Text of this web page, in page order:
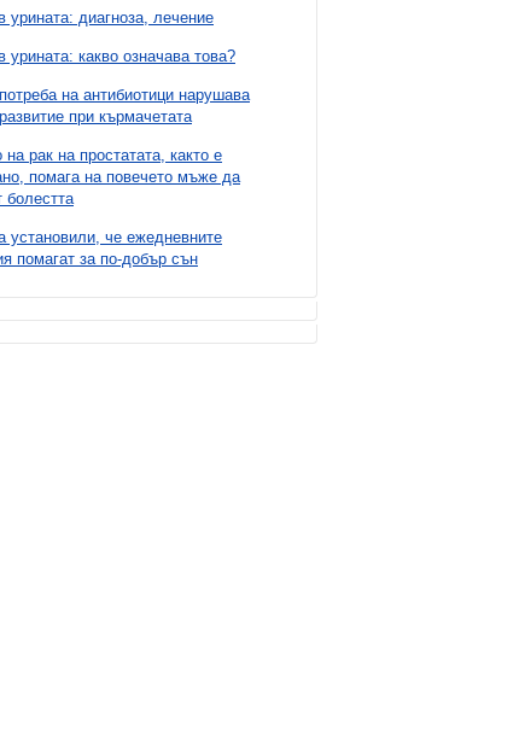
урината: диагноза, лечение
урината: какво означава това?
на антибиотици нарушава
при кърмачетата
на рак на простатата, както е
помага на повечето мъже да
болестта
установили, че ежедневните
помагат за по-добър сън